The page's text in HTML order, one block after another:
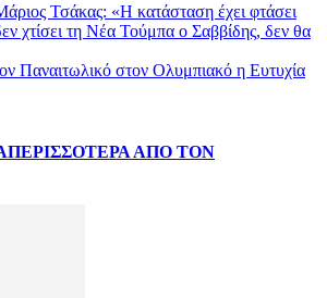
Τσάκας: «Η κατάσταση έχει φτάσει
χτίσει τη Νέα Τούμπα ο Σαββίδης, δεν θα
Παναιτωλικό στον Ολυμπιακό η Ευτυχία
ΠΕΡΙΣΣΟΤΕΡΑ ΑΠΟ ΤΟΝ